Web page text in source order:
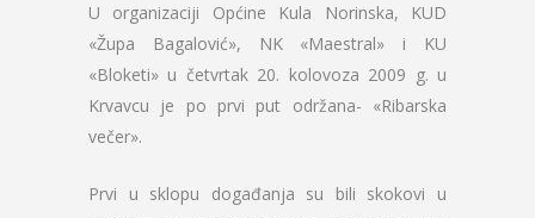
U organizaciji Općine Kula Norinska, KUD
«Župa Bagalović», NK «Maestral» i KU
«Bloketi» u četvrtak 20. kolovoza 2009 g. u
Krvavcu je po prvi put održana- «Ribarska
večer».
Prvi u sklopu događanja su bili skokovi u